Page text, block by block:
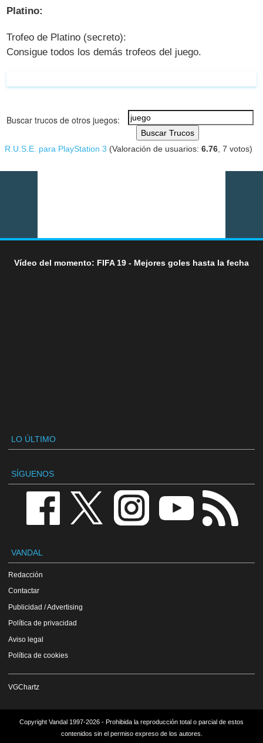
Platino:
Trofeo de Platino (secreto):
Consigue todos los demás trofeos del juego.
Buscar trucos de otros juegos:
Buscar Trucos
R.U.S.E. para PlayStation 3 (Valoración de usuarios:6.76 ,7 votos)
Vídeo del momento: FIFA 19 - Mejores goles hasta la fecha
LO ÚLTIMO
SÍGUENOS
VANDAL
Redacción
Contactar
Publicidad / Advertising
Política de privacidad
Aviso legal
Política de cookies
VGChartz
Copyright Vandal 1997-2026 - Prohibida la reproducción total o parcial de estos
contenidos sin el permiso expreso de los autores.